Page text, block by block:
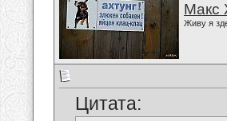
Макс
Живу я
Цитата: